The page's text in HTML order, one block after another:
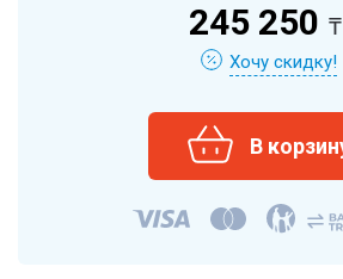
245 250 ₸
Хочу скидку!